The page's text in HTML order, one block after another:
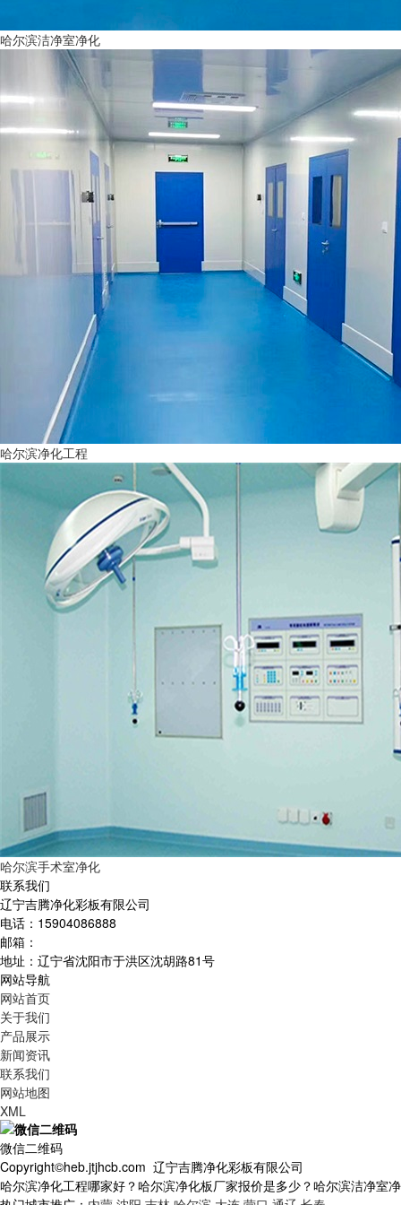
哈尔滨洁净室净化
哈尔滨净化工程
哈尔滨手术室净化
联系我们
辽宁吉腾净化彩板有限公司
电话：15904086888
邮箱：
地址：辽宁省沈阳市于洪区沈胡路81号
网站导航
网站首页
关于我们
产品展示
新闻资讯
联系我们
网站地图
XML
微信二维码
Copyright©heb.jtjhcb.com 辽宁吉腾净化彩板有限公司
哈尔滨净化工程哪家好？哈尔滨净化板厂家报价是多少？哈尔滨洁净